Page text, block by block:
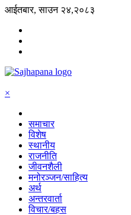
आईतबार, साउन २४,२०८३
×
समाचार
विशेष
स्थानीय
राजनीति
जीवनशैली
मनोरञ्जन/साहित्य
अर्थ
अन्तरवार्ता
विचार/बहस